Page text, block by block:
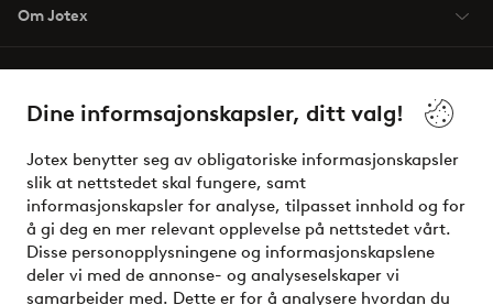
Dine informsajonskapsler, ditt valg!
Jotex benytter seg av obligatoriske informasjonskapsler
slik at nettstedet skal fungere, samt
informasjonskapsler for analyse, tilpasset innhold og for
å gi deg en mer relevant opplevelse på nettstedet vårt.
Disse personopplysningene og informasjonskapslene
deler vi med de annonse- og analyseselskaper vi
samarbeider med. Dette er for å analysere hvordan du
Om Jotex
Venner
Sikre betalinger - Betal direkte eller del opp